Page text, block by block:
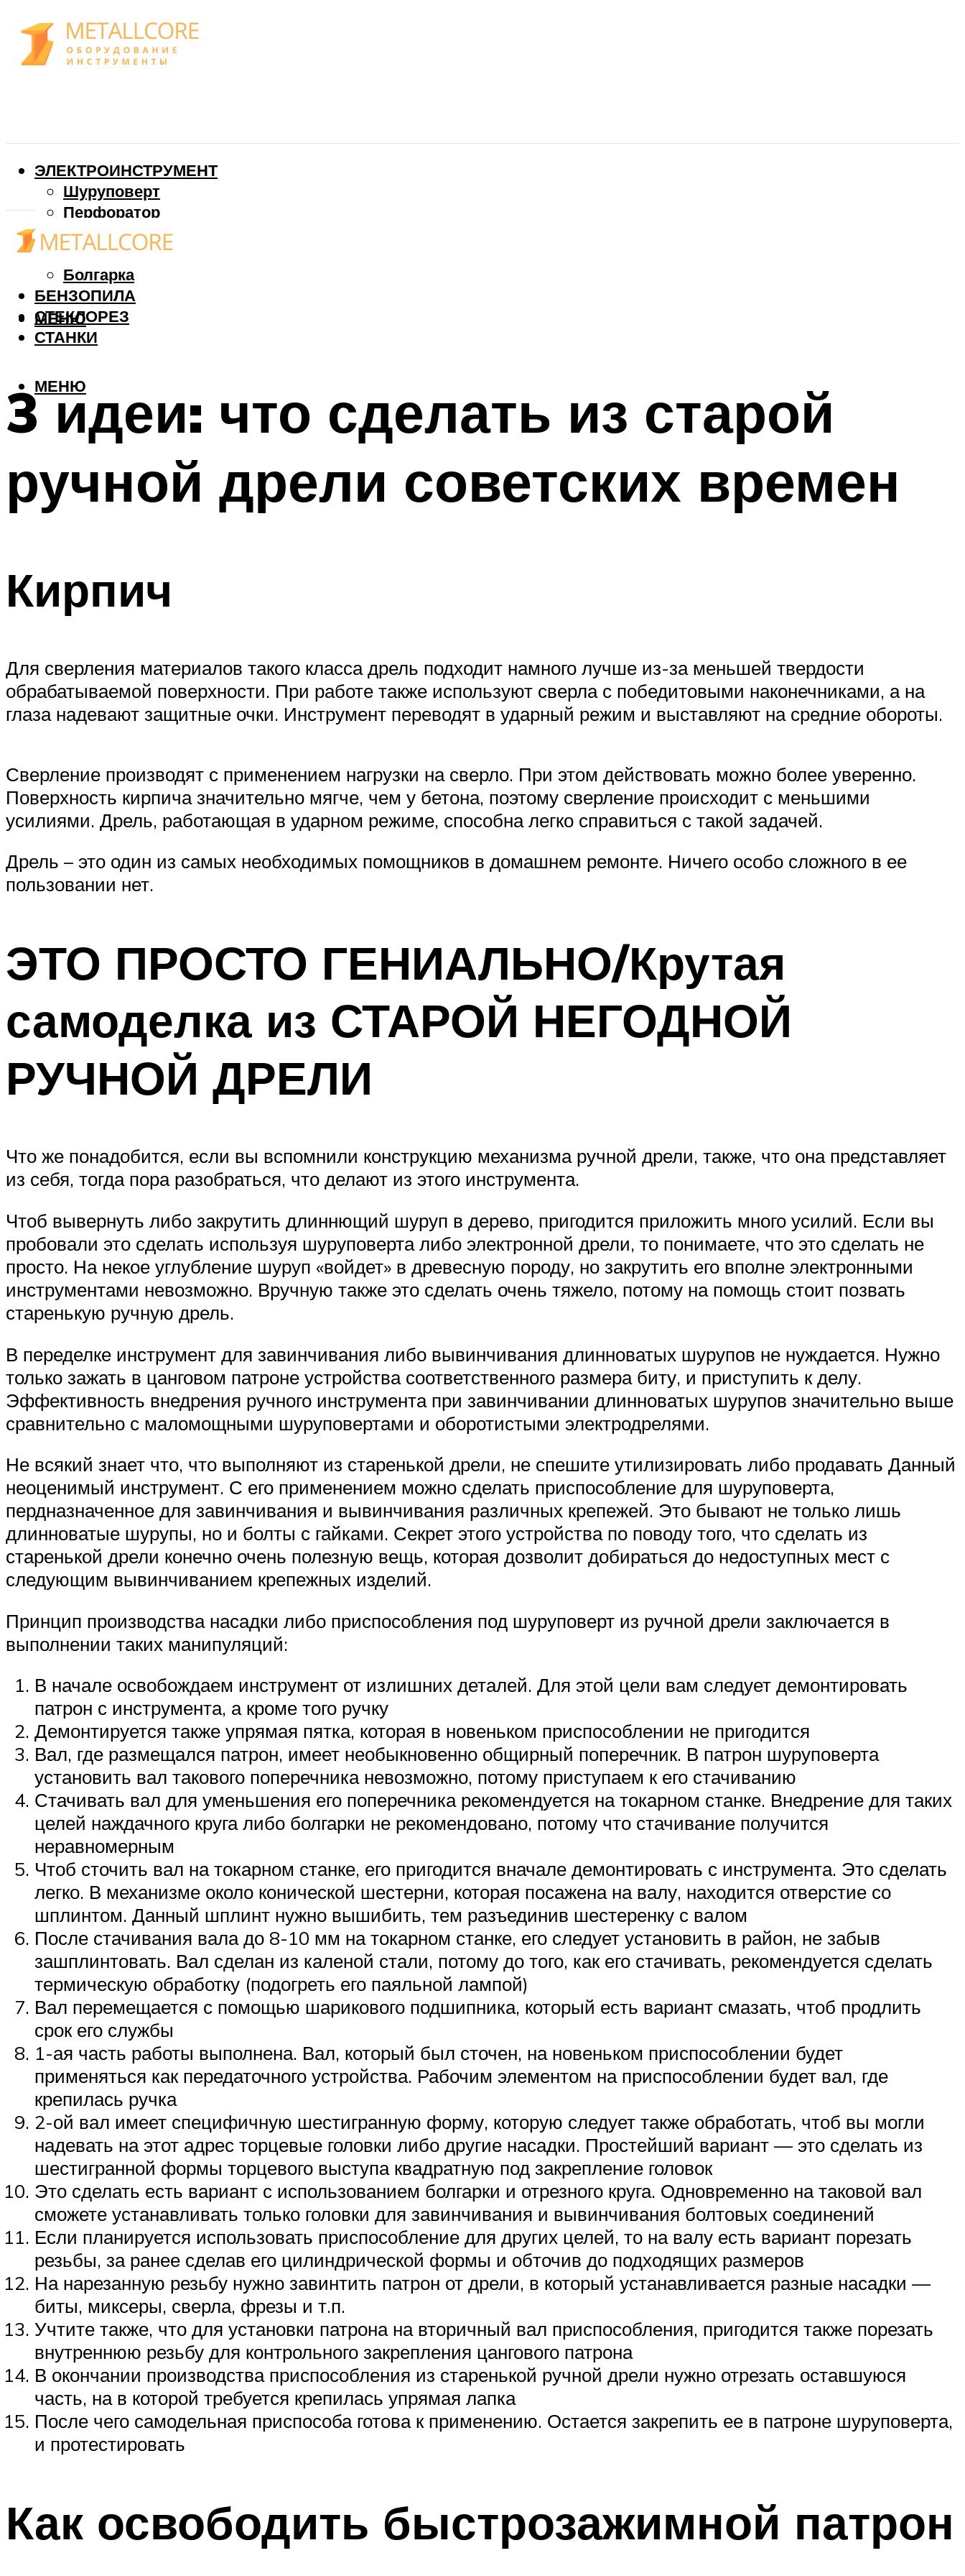
ЭЛЕКТРОИНСТРУМЕНТ
Шуруповерт
Перфоратор
Дрель
Фрезер
Болгарка
БЕНЗОПИЛА
СТЕКЛОРЕЗ
СТАНКИ
МЕНЮ
МЕНЮ
3 идеи: что сделать из старой
ручной дрели советских времен
Кирпич
Для сверления материалов такого класса дрель подходит намного лучше из-за меньшей твердости
обрабатываемой поверхности. При работе также используют сверла с победитовыми наконечниками, а на
глаза надевают защитные очки. Инструмент переводят в ударный режим и выставляют на средние обороты.
Сверление производят с применением нагрузки на сверло. При этом действовать можно более уверенно.
Поверхность кирпича значительно мягче, чем у бетона, поэтому сверление происходит с меньшими
усилиями. Дрель, работающая в ударном режиме, способна легко справиться с такой задачей.
Дрель – это один из самых необходимых помощников в домашнем ремонте. Ничего особо сложного в ее
пользовании нет.
ЭТО ПРОСТО ГЕНИАЛЬНО/Крутая
самоделка из СТАРОЙ НЕГОДНОЙ
РУЧНОЙ ДРЕЛИ
Что же понадобится, если вы вспомнили конструкцию механизма ручной дрели, также, что она представляет
из себя, тогда пора разобраться, что делают из этого инструмента.
Чтоб вывернуть либо закрутить длиннющий шуруп в дерево, пригодится приложить много усилий. Если вы
пробовали это сделать используя шуруповерта либо электронной дрели, то понимаете, что это сделать не
просто. На некое углубление шуруп «войдет» в древесную породу, но закрутить его вполне электронными
инструментами невозможно. Вручную также это сделать очень тяжело, потому на помощь стоит позвать
старенькую ручную дрель.
В переделке инструмент для завинчивания либо вывинчивания длинноватых шурупов не нуждается. Нужно
только зажать в цанговом патроне устройства соответственного размера биту, и приступить к делу.
Эффективность внедрения ручного инструмента при завинчивании длинноватых шурупов значительно выше
сравнительно с маломощными шуруповертами и оборотистыми электродрелями.
Не всякий знает что, что выполняют из старенькой дрели, не спешите утилизировать либо продавать Данный
неоценимый инструмент. С его применением можно сделать приспособление для шуруповерта,
пердназначенное для завинчивания и вывинчивания различных крепежей. Это бывают не только лишь
длинноватые шурупы, но и болты с гайками. Секрет этого устройства по поводу того, что сделать из
старенькой дрели конечно очень полезную вещь, которая дозволит добираться до недоступных мест с
следующим вывинчиванием крепежных изделий.
Принцип производства насадки либо приспособления под шуруповерт из ручной дрели заключается в
выполнении таких манипуляций:
В начале освобождаем инструмент от излишних деталей. Для этой цели вам следует демонтировать
патрон с инструмента, а кроме того ручку
Демонтируется также упрямая пятка, которая в новеньком приспособлении не пригодится
Вал, где размещался патрон, имеет необыкновенно общирный поперечник. В патрон шуруповерта
установить вал такового поперечника невозможно, потому приступаем к его стачиванию
Стачивать вал для уменьшения его поперечника рекомендуется на токарном станке. Внедрение для таких
целей наждачного круга либо болгарки не рекомендовано, потому что стачивание получится
неравномерным
Чтоб сточить вал на токарном станке, его пригодится вначале демонтировать с инструмента. Это сделать
легко. В механизме около конической шестерни, которая посажена на валу, находится отверстие со
шплинтом. Данный шплинт нужно вышибить, тем разъединив шестеренку с валом
После стачивания вала до 8-10 мм на токарном станке, его следует установить в район, не забыв
зашплинтовать. Вал сделан из каленой стали, потому до того, как его стачивать, рекомендуется сделать
термическую обработку (подогреть его паяльной лампой)
Вал перемещается с помощью шарикового подшипника, который есть вариант смазать, чтоб продлить
срок его службы
1-ая часть работы выполнена. Вал, который был сточен, на новеньком приспособлении будет
применяться как передаточного устройства. Рабочим элементом на приспособлении будет вал, где
крепилась ручка
2-ой вал имеет специфичную шестигранную форму, которую следует также обработать, чтоб вы могли
надевать на этот адрес торцевые головки либо другие насадки. Простейший вариант — это сделать из
шестигранной формы торцевого выступа квадратную под закрепление головок
Это сделать есть вариант с использованием болгарки и отрезного круга. Одновременно на таковой вал
сможете устанавливать только головки для завинчивания и вывинчивания болтовых соединений
Если планируется использовать приспособление для других целей, то на валу есть вариант порезать
резьбы, за ранее сделав его цилиндрической формы и обточив до подходящих размеров
На нарезанную резьбу нужно завинтить патрон от дрели, в который устанавливается разные насадки —
биты, миксеры, сверла, фрезы и т.п.
Учтите также, что для установки патрона на вторичный вал приспособления, пригодится также порезать
внутреннюю резьбу для контрольного закрепления цангового патрона
В окончании производства приспособления из старенькой ручной дрели нужно отрезать оставшуюся
часть, на в которой требуется крепилась упрямая лапка
После чего самодельная приспособа готова к применению. Остается закрепить ее в патроне шуруповерта,
и протестировать
Как освободить быстрозажимной патрон